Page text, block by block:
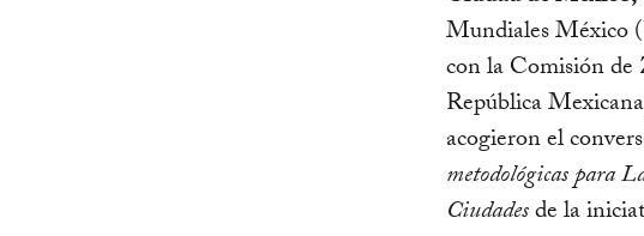
Mundiales México
con la Comisión
República
acogieron el
metodológicas para
Ciudadesde la